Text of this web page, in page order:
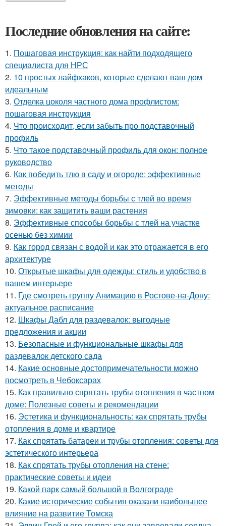
Последние обновления на сайте:
1. Пошаговая инструкция: как найти подходящего
специалиста для НРС
2. 10 простых лайфхаков, которые сделают ваш дом
идеальным
3. Отделка цоколя частного дома профлистом:
пошаговая инструкция
4. Что происходит, если забыть про подставочный
профиль
5. Что такое подставочный профиль для окон: полное
руководство
6. Как победить тлю в саду и огороде: эффективные
методы
7. Эффективные методы борьбы с тлей во время
зимовки: как защитить ваши растения
8. Эффективные способы борьбы с тлей на участке
осенью без химии
9. Как город связан с водой и как это отражается в его
архитектуре
10. Открытые шкафы для одежды: стиль и удобство в
вашем интерьере
11. Где смотреть группу Анимацию в Ростове-на-Дону:
актуальное расписание
12. Шкафы Дабл для раздевалок: выгодные
предложения и акции
13. Безопасные и функциональные шкафы для
раздевалок детского сада
14. Какие основные достопримечательности можно
посмотреть в Чебоксарах
15. Как правильно спрятать трубы отопления в частном
доме: Полезные советы и рекомендации
16. Эстетика и функциональность: как спрятать трубы
отопления в доме и квартире
17. Как спрятать батареи и трубы отопления: советы для
эстетического интерьера
18. Как спрятать трубы отопления на стене:
практические советы и идеи
19. Какой парк самый большой в Волгограде
20. Какие исторические события оказали наибольшее
влияние на развитие Томска